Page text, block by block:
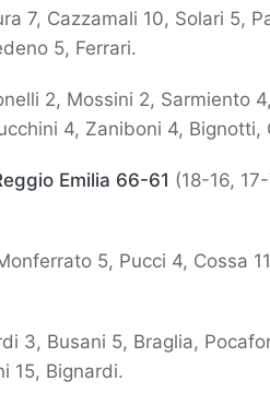
7, Cazzamali 10, Solari 5,
5, Ferrari.
2, Mossini 2, Sarmiento 4,
4, Zaniboni 4, Bignotti,
Emilia 66-61 (18-16,
5, Pucci 4, Cossa
3, Busani 5, Braglia,
15, Bignardi.